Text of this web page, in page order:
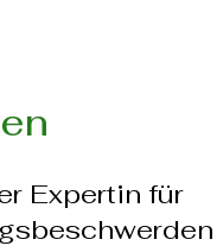
Expertin für